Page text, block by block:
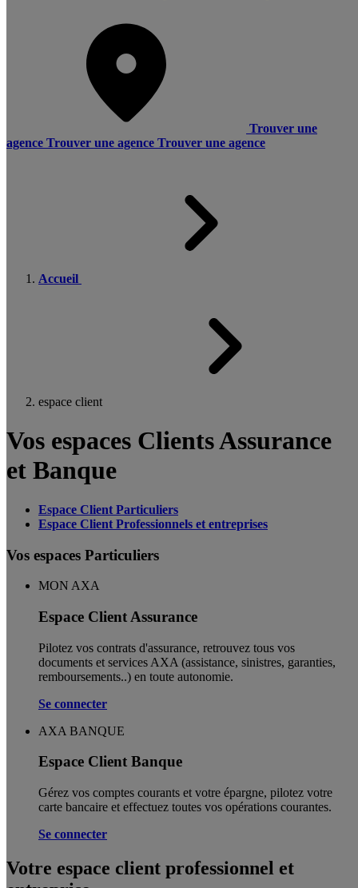
Trouver une
agence Trouver une agence Trouver une agence
Accueil
espace client
Vos espaces Clients Assurance
et Banque
Espace Client Particuliers
Espace Client Professionnels et entreprises
Vos espaces Particuliers
MON AXA
Espace Client Assurance
Pilotez vos contrats d'assurance, retrouvez tous vos
documents et services AXA (assistance, sinistres, garanties,
remboursements..) en toute autonomie. ​
Se connecter
AXA BANQUE
Espace Client Banque
Gérez vos comptes courants et votre épargne, pilotez votre
carte bancaire et effectuez toutes vos opérations courantes.
Se connecter
Votre espace client professionnel et